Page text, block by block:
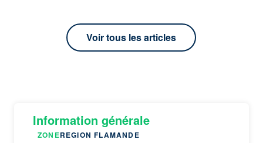
Voir tous les articles
Information générale
ZONEREGION FLAMANDE